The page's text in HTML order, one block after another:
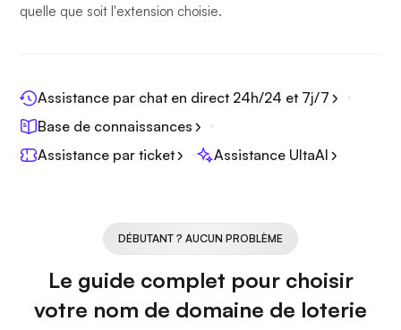
quelle que soit l'extension choisie.
Assistance par chat en direct 24h/24 et 7j/7
Base de connaissances
Assistance par ticket
Assistance UltaAI
DÉBUTANT ? AUCUN PROBLÈME
Le guide complet pour choisir
votre nom de domaine de loterie